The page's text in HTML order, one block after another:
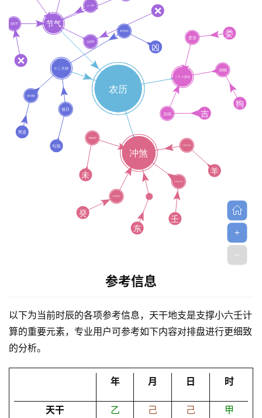
黄
历
占
参考信息
以下为当前时辰的各项参考信息，天干地支是支撑小六壬计
算的重要元素，专业用户可参考如下内容对排盘进行更细致
的分析。
年 月 日 时
天干 乙 己 己 甲